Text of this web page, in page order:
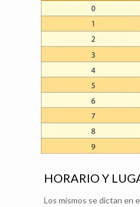
HORARIO Y
Los mismos se dictan en